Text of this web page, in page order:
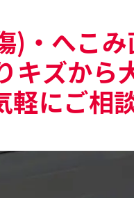
・へこみ
ズから
にご相